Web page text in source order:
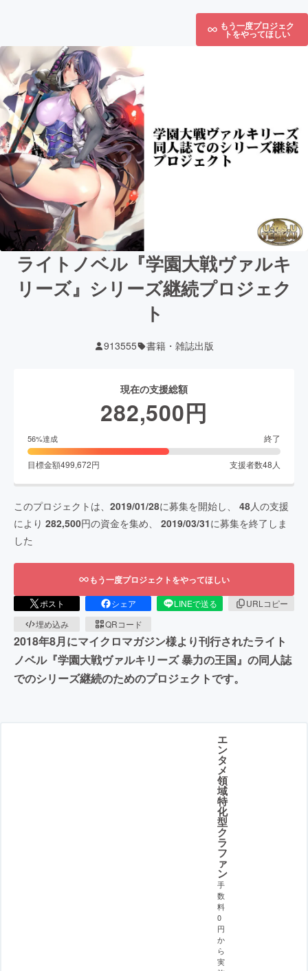
もう一度プロジェク
トをやってほしい
ライトノベル『学園大戦ヴァルキ
リーズ』シリーズ継続プロジェク
ト
913555 書籍・雑誌出版
現在の支援総額
282,500円
56%達成 終了
目標金額499,672円 支援者数48 人
このプロジェクトは、 2019/01/28に募集を開始し、 48人の支援
により 282,500円の資金を集め、 2019/03/31に募集を終了しま
した
もう一度プロジェクトをやってほしい
ポスト シェア LINEで送る
URLコピー
埋め込み
QRコード
2018年8月にマイクロマガジン様より刊行されたライト
ノベル『学園大戦ヴァルキリーズ 暴力の王国』の同人誌
でのシリーズ継続のためのプロジェクトです。
エ
ン
タ
メ
領
域
特
化
型
ク
ラ
フ
ァ
ン
手
数
料
0
円
か
ら
実